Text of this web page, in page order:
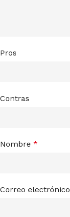
Pros
Contras
Nombre *
Correo electrónico